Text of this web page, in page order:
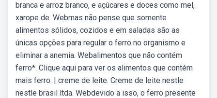
branca e arroz branco, e açúcares e doces como mel,
xarope de. Webmas não pense que somente
alimentos sólidos, cozidos e em saladas são as
únicas opções para regular o ferro no organismo e
eliminar a anemia. Webalimentos que não contém
ferro*. Clique aqui para ver os alimentos que contém
mais ferro. | creme de leite. Creme de leite nestle
nestle brasil ltda. Webdevido a isso, o ferro presente